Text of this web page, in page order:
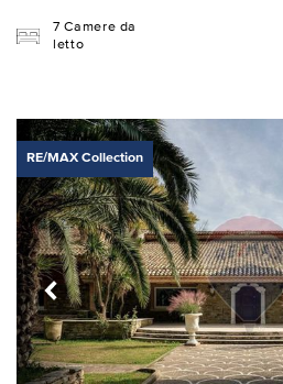
7 Camere da
letto
RE/MAX Collection